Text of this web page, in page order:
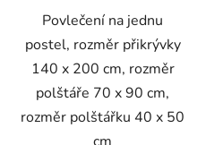
Povlečení na jednu
postel, rozměr přikrývky
140 x 200 cm, rozměr
polštáře 70 x 90 cm,
rozměr polštářku 40 x 50